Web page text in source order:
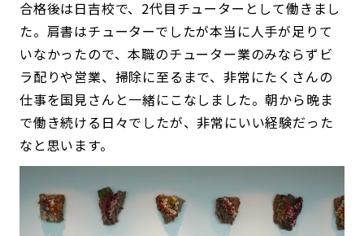
合格後は日吉校で、2代目チューターとして働きまし
た。肩書はチューターでしたが本当に人手が足りて
いなかったので、本職のチューター業のみならずビ
ラ配りや営業、掃除に至るまで、非常にたくさんの
仕事を国見さんと一緒にこなしました。朝から晩ま
で働き続ける日々でしたが、非常にいい経験だった
なと思います。